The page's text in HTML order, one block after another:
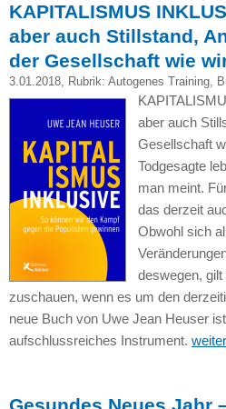
KAPITALISMUS
aber auch Stillstand,
der Gesellschaft wie
3.01.2018, Rubrik: Autogenes Training,
aber auch
Gesellschaft
Todgesagte
man meint.
das derzeit
Obwohl sich
deswegen,
zuschauen, wenn es um den
neue Buch von Uwe Jean Heuser
aufschlussreiches Instrument.